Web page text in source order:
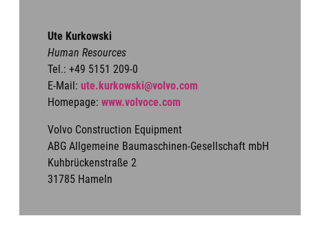
Ute Kurkowski
Human Resources
Tel.: +49 5151 209-0
E-Mail: ute.kurkowski@volvo.com
Homepage: www.volvoce.com
Volvo Construction Equipment
ABG Allgemeine Baumaschinen-Gesellschaft mbH
Kuhbrückenstraße 2
31785 Hameln